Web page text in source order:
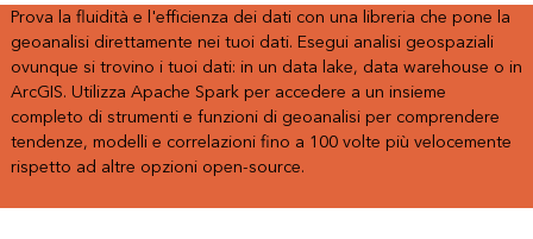
Prova la fluidità e l'efficienza dei dati con una libreria che pone la
geoanalisi direttamente nei tuoi dati. Esegui analisi geospaziali
ovunque si trovino i tuoi dati: in un data lake, data warehouse o in
ArcGIS. Utilizza Apache Spark per accedere a un insieme
completo di strumenti e funzioni di geoanalisi per comprendere
tendenze, modelli e correlazioni fino a 100 volte più velocemente
rispetto ad altre opzioni open-source.